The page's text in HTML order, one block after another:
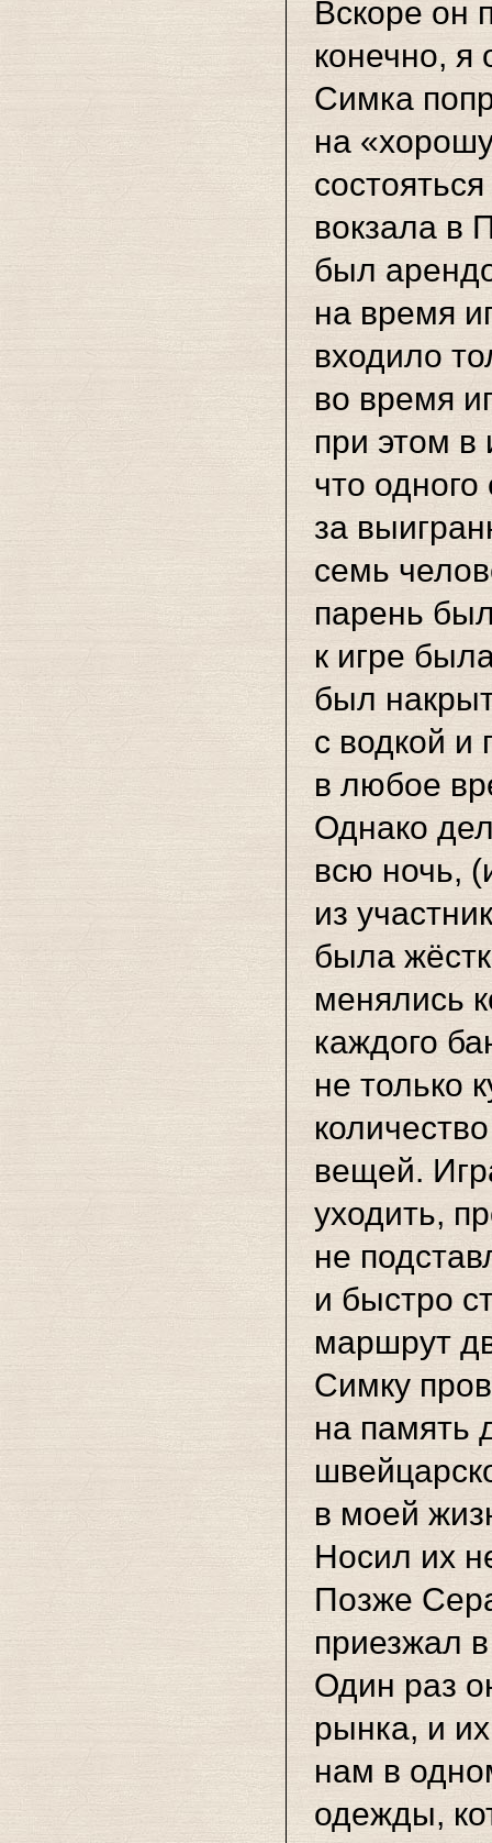
Вскоре он
конечно, я
Симка
на
вокзала в
был
на время
входило
во время
при этом в
что одного
за
семь
парень
к игре
был
с водкой и
в любое
Однако
всю ночь,
из
была
менялись
каждого
не только
вещей.
уходить,
не
и быстро
маршрут
Симку
на память
в моей
Носил их
Позже
приезжал
Один раз
рынка, и
нам в
одежды,